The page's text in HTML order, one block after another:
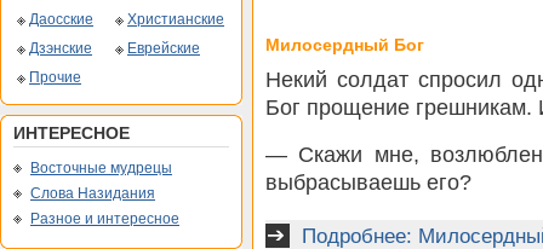
Даосские
Христианские
Дзэнские
Еврейские
Прочие
ИНТЕРЕСНОЕ
Восточные мудрецы
Слова Назидания
Разное и интересное
Милосердный Бог
Некий солдат спросил
Бог прощение грешникам.
— Скажи мне,
выбрасываешь его?
Подробнее: